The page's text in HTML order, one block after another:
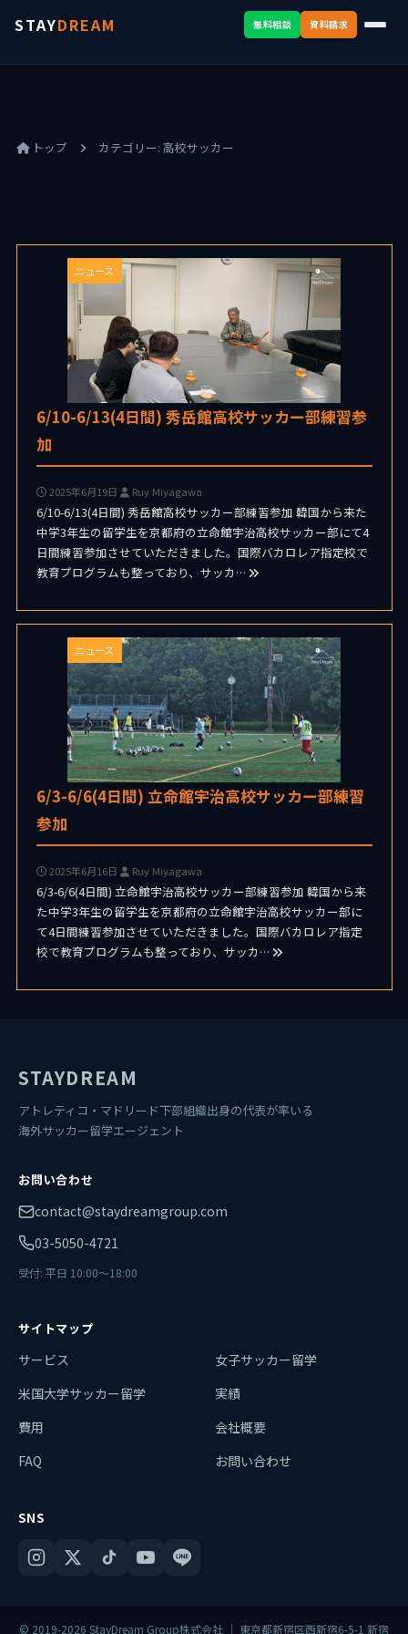
STAYDREAM 無料相談 資料請求
トップ カテゴリー: 高校サッカー
ニュース
6/10-6/13(4日間) 秀岳館高校サッカー部練習参
加
2025年6月19日 Ruy Miyagawa
6/10-6/13(4日間) 秀岳館高校サッカー部練習参加 韓国から来た
中学3年生の留学生を京都府の立命館宇治高校サッカー部にて4
日間練習参加させていただきました。国際バカロレア指定校で
教育プログラムも整っており、サッカ…
ニュース
6/3-6/6(4日間) 立命館宇治高校サッカー部練習
参加
2025年6月16日 Ruy Miyagawa
6/3-6/6(4日間) 立命館宇治高校サッカー部練習参加 韓国から来
た中学3年生の留学生を京都府の立命館宇治高校サッカー部に
て4日間練習参加させていただきました。国際バカロレア指定
校で教育プログラムも整っており、サッカ…
STAYDREAM
アトレティコ・マドリード下部組織出身の代表が率いる
海外サッカー留学エージェント
お問い合わせ
contact@staydreamgroup.com
03-5050-4721
受付: 平日 10:00〜18:00
サイトマップ
サービス
女子サッカー留学
米国大学サッカー留学
実績
費用
会社概要
FAQ
お問い合わせ
SNS
© 2019-2026 StayDream Group株式会社 ｜ 東京都新宿区西新宿6-5-1 新宿